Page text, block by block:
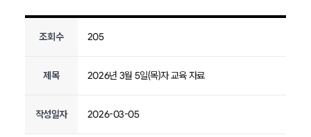
조회수 205
제목 2026년 3월 5일(목)자 교육 자료
작성일자 2026-03-05